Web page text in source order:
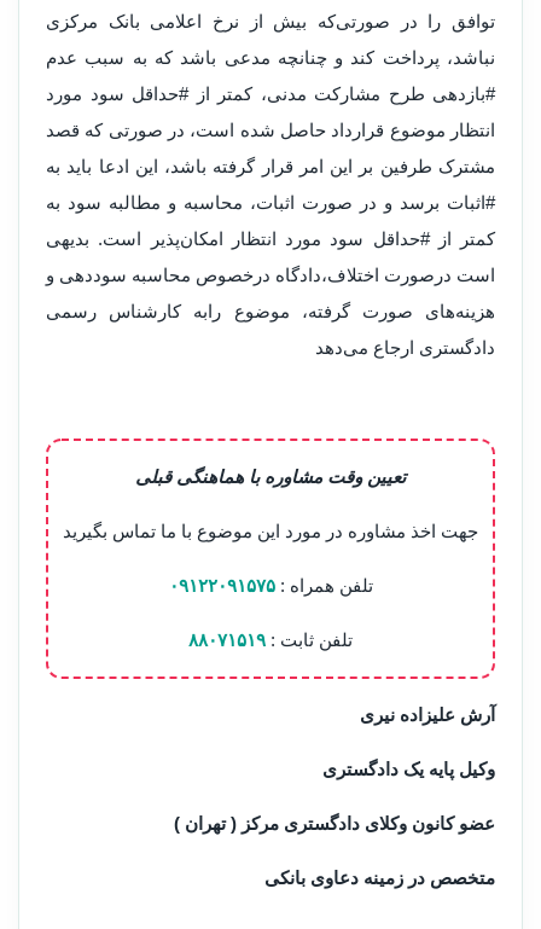
توافق را در صورتی‌که بیش از نرخ اعلامی بانک مرکزی
نباشد، پرداخت کند و چنانچه مدعی باشد که به سبب عدم
#بازدهی طرح مشارکت مدنی، کمتر از #حداقل سود مورد
انتظار موضوع قرارداد حاصل شده است، در صورتی که قصد
مشترک طرفین بر این امر قرار گرفته باشد، این ادعا باید به
#اثبات برسد و در صورت اثبات، محاسبه و مطالبه سود به
کمتر از #حداقل سود مورد انتظار امکان‌پذیر است. بدیهی
است درصورت اختلاف،دادگاه درخصوص محاسبه سوددهی و
هزینه‌های صورت گرفته، موضوع رابه کارشناس رسمی
دادگستری ارجاع می‌دهد
تعیین وقت مشاوره با هماهنگی قبلی
جهت اخذ مشاوره در مورد این موضوع با ما تماس بگیرید
تلفن همراه :۰۹۱۲۲۰۹۱۵۷۵
تلفن ثابت : ۸۸۰۷۱۵۱۹
آرش علیزاده نیری
وکیل پایه یک دادگستری
عضو کانون وکلای دادگستری مرکز ( تهران )
متخصص در زمینه دعاوی بانکی